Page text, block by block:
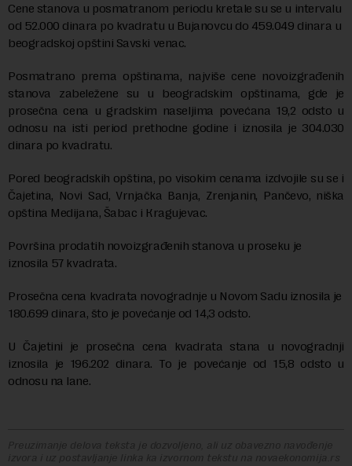
Cene stanova u posmatranom periodu kretale su se u intervalu
od 52.000 dinara po kvadratu u Bujanovcu do 459.049 dinara u
beogradskoj opštini Savski venac.
Posmatrano prema opštinama, najviše cene novoizgrađenih
stanova zabeležene su u beogradskim opštinama, gde je
prosečna cena u gradskim naseljima povećana 19,2 odsto u
odnosu na isti period prethodne godine i iznosila je 304.030
dinara po kvadratu.
Pored beogradskih opština, po visokim cenama izdvojile su se i
Čajetina, Novi Sad, Vrnjačka Banja, Zrenjanin, Pančevo, niška
opština Medijana, Šabac i Кragujevac.
Površina prodatih novoizgrađenih stanova u proseku je
iznosila 57 kvadrata.
Prosečna cena kvadrata novogradnje u Novom Sadu iznosila je
180.699 dinara, što je povećanje od 14,3 odsto.
U Čajetini je prosečna cena kvadrata stana u novogradnji
iznosila je 196.202 dinara. To je povećanje od 15,8 odsto u
odnosu na lane.
Preuzimanje delova teksta je dozvoljeno, ali uz obavezno navođenje
izvora i uz postavljanje linka ka izvornom tekstu na novaekonomija.rs